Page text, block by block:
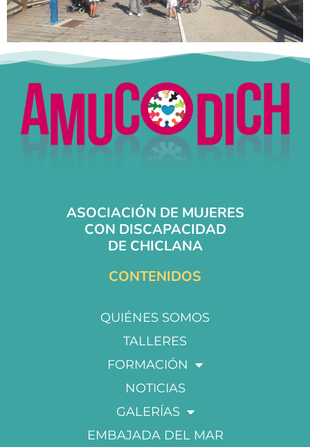
ASOCIACIÓN DE MUJERES
CON DISCAPACIDAD
DE CHICLANA
CONTENIDOS
QUIÉNES SOMOS
TALLERES
FORMACIÓN
NOTICIAS
GALERÍAS
EMBAJADA DEL MAR